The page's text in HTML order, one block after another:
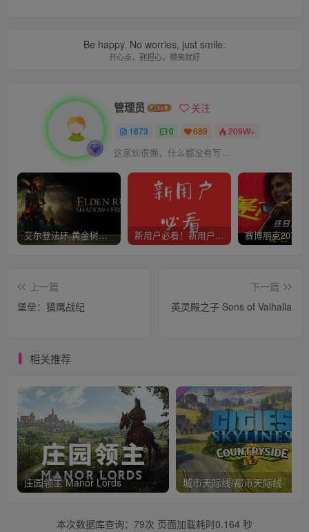
Be happy. No worries, just smile.
开心点，别担心，微笑就好
管理员 关注
1873 0 689 209W+
这家伙很懒，什么都没有写...
艾尔登法环 黄金树幽影 新用户必看！新用户必看！新用户必看！！！
上一篇
堡垒：猎鹰战纪
下一篇
英灵殿之子 Sons of Valhalla
相关推荐
庄园领主 Manor Lords 城市天际线/都市天际线
本次数据库查询：79次 页面加载耗时0.164 秒